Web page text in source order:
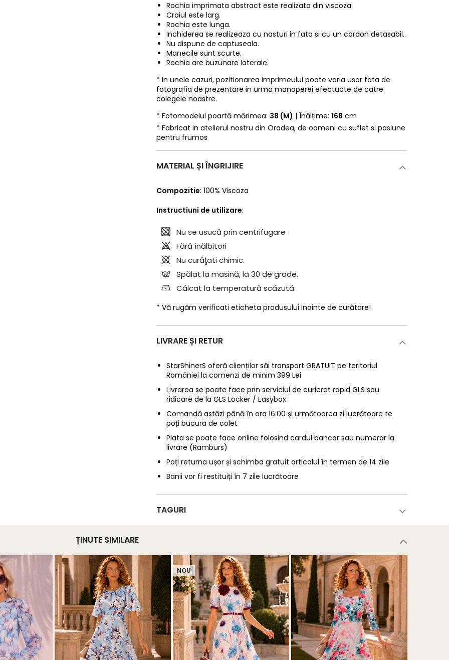
Rochia imprimata abstract este realizata din viscoza.
Croiul este larg.
Rochia este lunga.
Inchiderea se realizeaza cu nasturi in fata si cu un cordon detasabil..
Nu dispune de captuseala.
Manecile sunt scurte.
Rochia are buzunare laterale.
* In unele cazuri, pozitionarea imprimeului poate varia usor fata de
fotografia de prezentare in urma manoperei efectuate de catre
colegele noastre.
* Fotomodelul poartă mărimea: 38 (M) | Înălțime:168 cm
* Fabricat in atelierul nostru din Oradea, de oameni cu suflet si pasiune
pentru frumos
MATERIAL ȘI ÎNGRIJIRE
Compozitie:100% Viscoza
Instructiuni de utilizare:
Nu se usucă prin centrifugare
Fără înălbitori
Nu curăţati chimic.
Spălat la masină, la 30 de grade.
Călcat la temperatură scăzută.
* Vă rugăm verificati eticheta produsului inainte de curătare!
LIVRARE ȘI RETUR
StarShinerS oferă clienților săi transport GRATUIT pe teritoriul
României la comenzi de minim 399 Lei
Livrarea se poate face prin serviciul de curierat rapid GLS sau
ridicare de la GLS Locker / Easybox
Comandă astăzi până în ora 16:00 și următoarea zi lucrătoare te
poți bucura de colet
Plata se poate face online folosind cardul bancar sau numerar la
livrare (Ramburs)
Poți returna ușor și schimba gratuit articolul în termen de 14 zile
Banii vor fi restituiți în 7 zile lucrătoare
TAGURI
ȚINUTE SIMILARE
NOU